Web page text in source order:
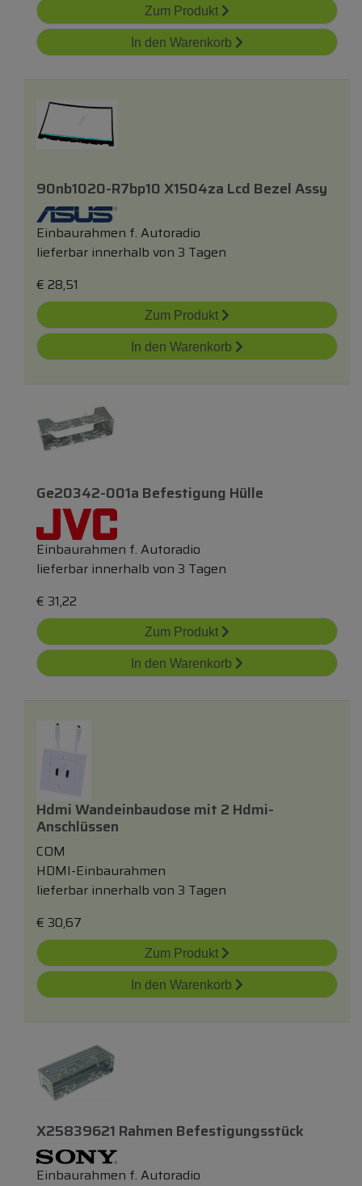
Zum Produkt
In den Warenkorb
90nb1020-R7bp10 X1504za Lcd Bezel Assy
Einbaurahmen f. Autoradio
lieferbar innerhalb von 3 Tagen
€ 28,51
Zum Produkt
In den Warenkorb
Ge20342-001a Befestigung Hülle
Einbaurahmen f. Autoradio
lieferbar innerhalb von 3 Tagen
€ 31,22
Zum Produkt
In den Warenkorb
Hdmi Wandeinbaudose mit 2 Hdmi-
Anschlüssen
COM
HDMI-Einbaurahmen
lieferbar innerhalb von 3 Tagen
€ 30,67
Zum Produkt
In den Warenkorb
X25839621 Rahmen Befestigungsstück
Einbaurahmen f. Autoradio